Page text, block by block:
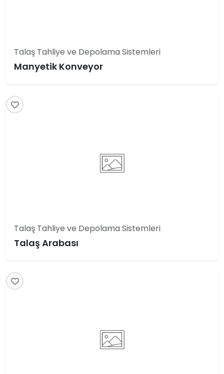
Talaş Tahliye ve Depolama Sistemleri
Manyetik Konveyor
Talaş Tahliye ve Depolama Sistemleri
Talaş Arabası